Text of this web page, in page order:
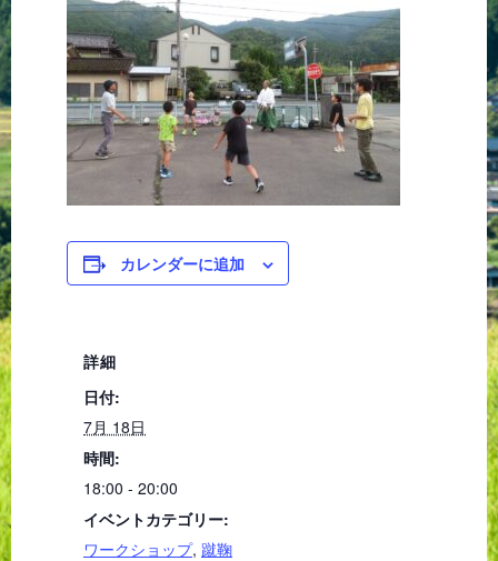
カレンダーに追加
詳細
日付:
7月 18日
時間:
18:00 - 20:00
イベントカテゴリー:
ワークショップ, 蹴鞠